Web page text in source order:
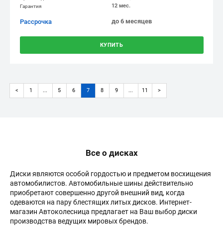
Гарантия 12 мес.
Рассрочка до 6 месяцев
КУПИТЬ
< 1 ... 5 6 7(current)
8 9 ... 11 >
Все о дисках
Диски являются особой гордостью и предметом восхищения
автомобилистов. Автомобильные шины действительно
приобретают совершенно другой внешний вид, когда
одеваются на пару блестящих литых дисков. Интернет-
магазин Автоколесница предлагает на Ваш выбор диски
производства ведущих мировых брендов.